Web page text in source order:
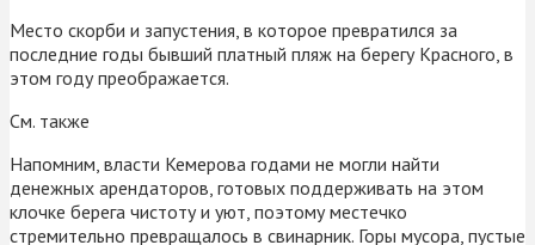
Место скорби и запустения, в которое превратился за
последние годы бывший платный пляж на берегу Красного, в
этом году преображается.
См. также
Напомним, власти Кемерова годами не могли найти
денежных арендаторов, готовых поддерживать на этом
клочке берега чистоту и уют, поэтому местечко
стремительно превращалось в свинарник. Горы мусора, пустые